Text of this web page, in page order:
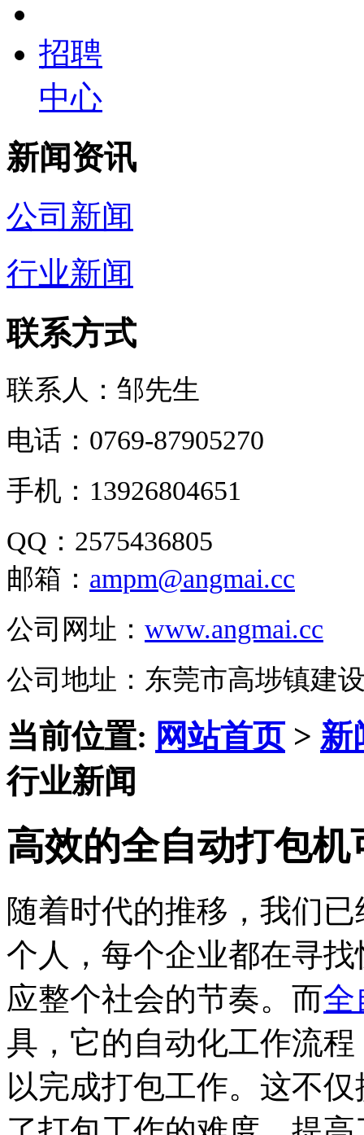
招聘
中心
新闻资讯
公司新闻
行业新闻
联系方式
联系人：邹先生
电话：0769-87905270
手机：13926804651
QQ：2575436805
邮箱： ampm@angmai.cc
公司网址： www.angmai.cc
公司地址：东莞市高埗镇建
当前位置: 网站首页> 新
行业新闻
高效的全自动打包
随着时代的推移，我们
个人，每个企业都在寻
应整个社会的节奏。而全
具，它的自动化工作流
以完成打包工作。这不